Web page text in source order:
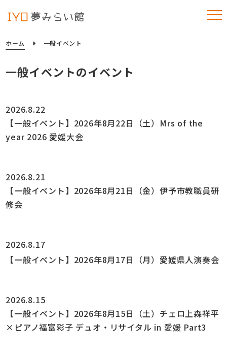
ホーム 一般イベント
一般イベントのイベント
2026.8.22
【一般イベント】2026年8月22日（土）Mrs of the
year 2026 愛媛大会
2026.8.21
【一般イベント】2026年8月21日（金）伊予市教職員研
修会
2026.8.17
【一般イベント】2026年8月17日（月）愛媛県人演奏会
2026.8.15
【一般イベント】2026年8月15日（土）チェロ上森祥平
×ピアノ福富彩子 デュオ・リサイタル in 愛媛 Part3